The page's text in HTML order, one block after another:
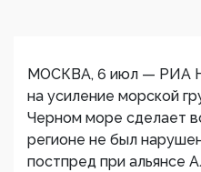
МОСКВА, 6 июл — РИА
на усиление морской
Черном море сделает
регионе не был
постпред при альянсе